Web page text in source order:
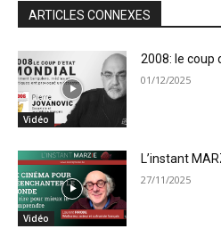
ARTICLES CONNEXES
Vidéo
2008: le coup
01/12/2025
Vidéo
L’instant
27/11/2025